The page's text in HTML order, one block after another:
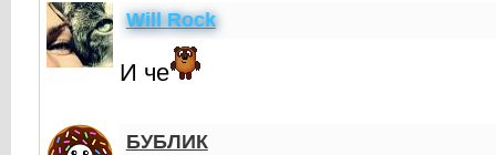
Will Rock
И че
БУБЛИК